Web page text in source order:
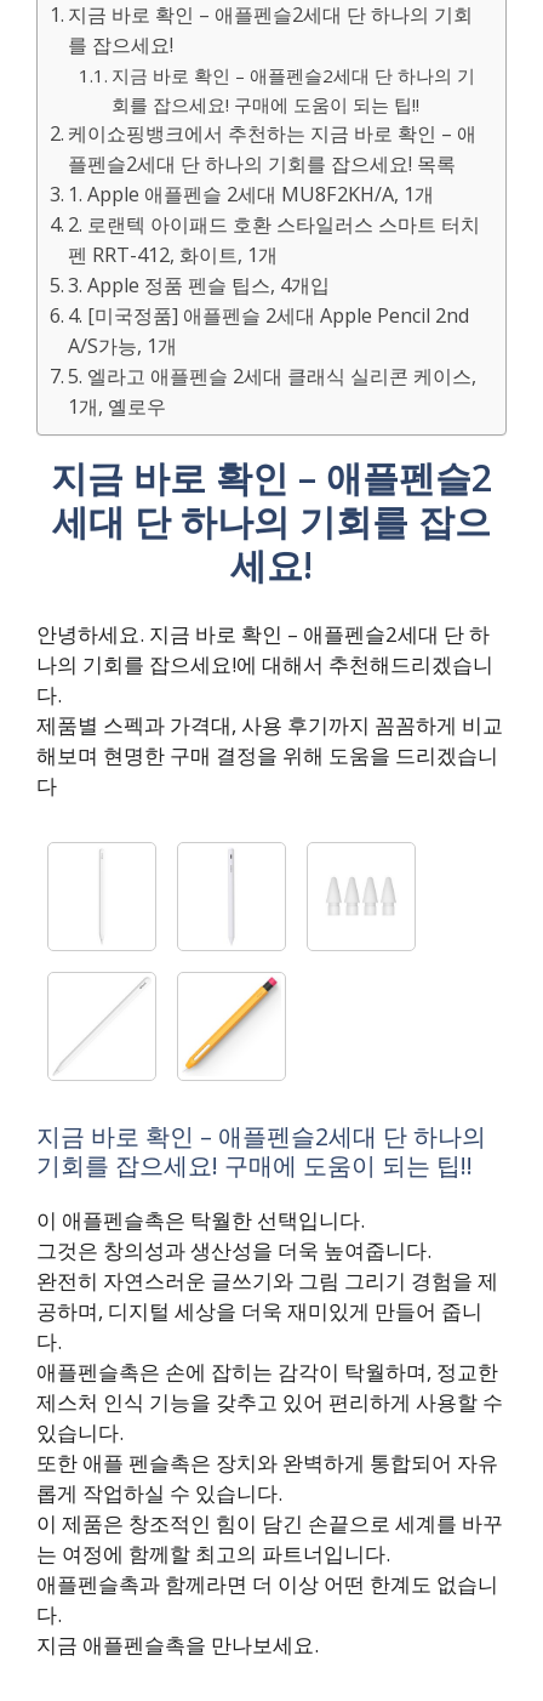
지금 바로 확인 – 애플펜슬2세대 단 하나의 기회
를 잡으세요!
지금 바로 확인 – 애플펜슬2세대 단 하나의 기
회를 잡으세요! 구매에 도움이 되는 팁!!
케이쇼핑뱅크에서 추천하는 지금 바로 확인 – 애
플펜슬2세대 단 하나의 기회를 잡으세요! 목록
1. Apple 애플펜슬 2세대 MU8F2KH/A, 1개
2. 로랜텍 아이패드 호환 스타일러스 스마트 터치
펜 RRT-412, 화이트, 1개
3. Apple 정품 펜슬 팁스, 4개입
4. [미국정품] 애플펜슬 2세대 Apple Pencil 2nd
A/S가능, 1개
5. 엘라고 애플펜슬 2세대 클래식 실리콘 케이스,
1개, 옐로우
지금 바로 확인 – 애플펜슬2
세대 단 하나의 기회를 잡으
세요!
안녕하세요. 지금 바로 확인 – 애플펜슬2세대 단 하
나의 기회를 잡으세요!에 대해서 추천해드리겠습니
다.
제품별 스펙과 가격대, 사용 후기까지 꼼꼼하게 비교
해보며 현명한 구매 결정을 위해 도움을 드리겠습니
다
지금 바로 확인 – 애플펜슬2세대 단 하나의
기회를 잡으세요! 구매에 도움이 되는 팁!!
이 애플펜슬촉은 탁월한 선택입니다.
그것은 창의성과 생산성을 더욱 높여줍니다.
완전히 자연스러운 글쓰기와 그림 그리기 경험을 제
공하며, 디지털 세상을 더욱 재미있게 만들어 줍니
다.
애플펜슬촉은 손에 잡히는 감각이 탁월하며, 정교한
제스처 인식 기능을 갖추고 있어 편리하게 사용할 수
있습니다.
또한 애플 펜슬촉은 장치와 완벽하게 통합되어 자유
롭게 작업하실 수 있습니다.
이 제품은 창조적인 힘이 담긴 손끝으로 세계를 바꾸
는 여정에 함께할 최고의 파트너입니다.
애플펜슬촉과 함께라면 더 이상 어떤 한계도 없습니
다.
지금 애플펜슬촉을 만나보세요.